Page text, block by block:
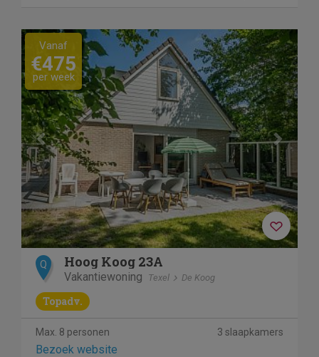
Previous Next
Vanaf
€475
per week
Q Hoog Koog 23A
Vakantiewoning Texel De Koog
Topadv.
Max. 8 personen 3 slaapkamers
Bezoek website